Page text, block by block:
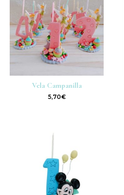
Vela Campanilla
5,70€